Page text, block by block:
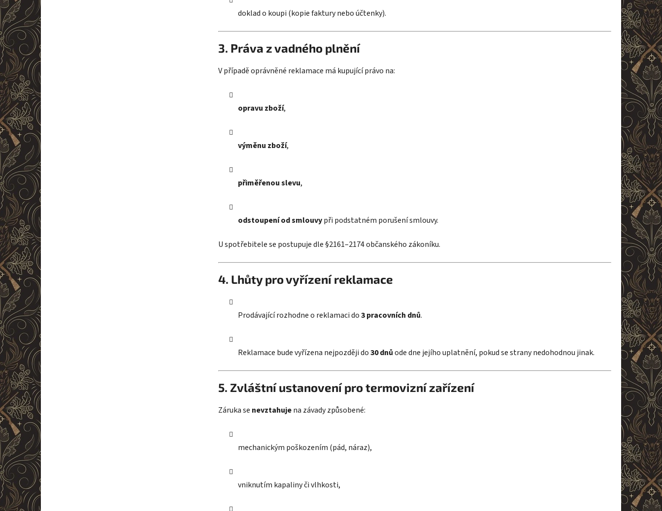
doklad o koupi (kopie faktury nebo účtenky).
3. Práva z vadného plnění
V případě oprávněné reklamace má kupující právo na:
opravu zboží,
výměnu zboží,
přiměřenou slevu,
odstoupení od smlouvypři podstatném porušení smlouvy.
U spotřebitele se postupuje dle §2161–2174 občanského zákoníku.
4. Lhůty pro vyřízení reklamace
Prodávající rozhodne o reklamaci do3 pracovních dnů.
Reklamace bude vyřízena nejpozději do30 dnůode dne jejího uplatnění, pokud se strany nedohodnou jinak.
5. Zvláštní ustanovení pro termovizní zařízení
Záruka se nevztahujena závady způsobené:
mechanickým poškozením (pád, náraz),
vniknutím kapaliny či vlhkosti,